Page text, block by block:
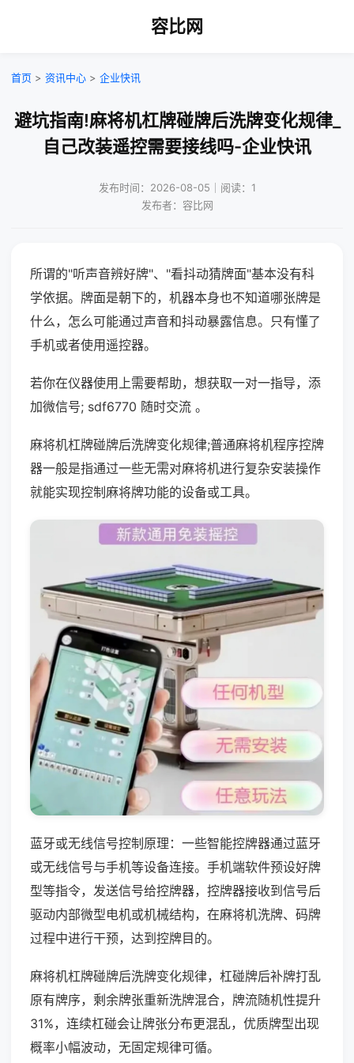
容比网
首页 > 资讯中心 > 企业快讯
避坑指南!麻将机杠牌碰牌后洗牌变化规律_
自己改装遥控需要接线吗-企业快讯
发布时间：2026-08-05｜阅读：1
发布者：容比网
所谓的"听声音辨好牌"、"看抖动猜牌面"基本没有科
学依据。牌面是朝下的，机器本身也不知道哪张牌是
什么，怎么可能通过声音和抖动暴露信息。只有懂了
手机或者使用遥控器。
若你在仪器使用上需要帮助，想获取一对一指导，添
加微信号; sdf6770 随时交流 。
麻将机杠牌碰牌后洗牌变化规律;普通麻将机程序控牌
器一般是指通过一些无需对麻将机进行复杂安装操作
就能实现控制麻将牌功能的设备或工具。
蓝牙或无线信号控制原理：一些智能控牌器通过蓝牙
或无线信号与手机等设备连接。手机端软件预设好牌
型等指令，发送信号给控牌器，控牌器接收到信号后
驱动内部微型电机或机械结构，在麻将机洗牌、码牌
过程中进行干预，达到控牌目的。
麻将机杠牌碰牌后洗牌变化规律，杠碰牌后补牌打乱
原有牌序，剩余牌张重新洗牌混合，牌流随机性提升
31%，连续杠碰会让牌张分布更混乱，优质牌型出现
概率小幅波动，无固定规律可循。